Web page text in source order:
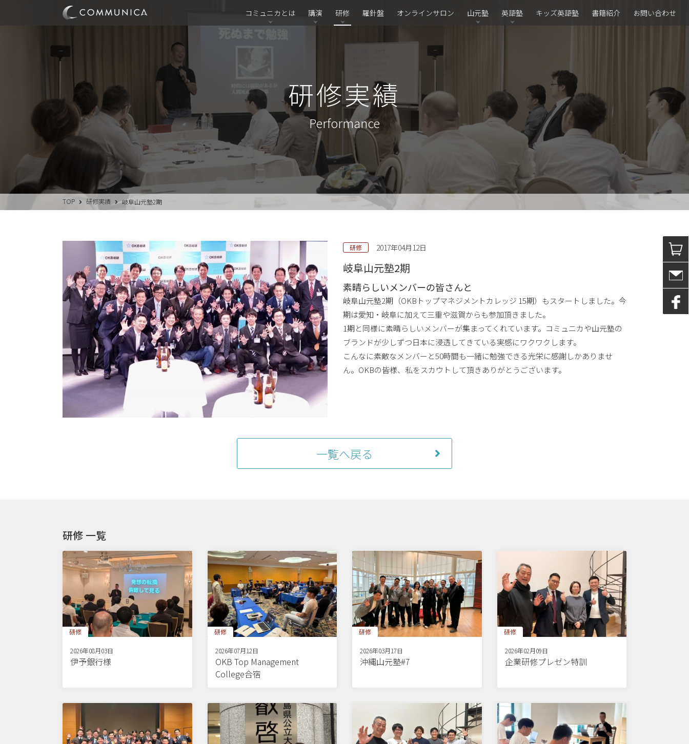
コミュニカとは 講演 研修 羅針盤 オンラインサロン 山元塾 英語塾 キッズ英語塾 書籍紹介 お問い合わせ
研修実績
Performance
TOP 研修実績 岐阜山元塾2期
研修 2017年04月12日
岐阜山元塾2期
素晴らしいメンバーの皆さんと
岐阜山元塾2期（OKBトップマネジメントカレッジ 15期）もスタートしました。今
期は愛知・岐阜に加えて三重や滋賀からも参加頂きました。
1期と同様に素晴らしいメンバーが集まってくれています。コミュニカや山元塾の
ブランドが少しずつ日本に浸透してきている実感にワクワクします。
こんなに素敵なメンバーと50時間も一緒に勉強できる光栄に感謝しかありませ
ん。OKBの皆様、私をスカウトして頂きありがとうございます。
一覧へ戻る
研修 一覧
研修
2026年08月03日
伊予銀行様
研修
2026年07月12日
OKB Top Management
College合宿
研修
2026年03月17日
沖縄山元塾#7
研修
2026年02月09日
企業研修プレゼン特訓